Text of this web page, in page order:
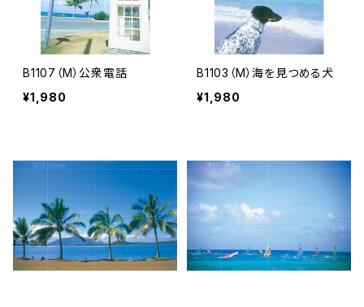
B1107（M）公衆電話
¥1,980
B1103（M）海を見つめる犬
¥1,980